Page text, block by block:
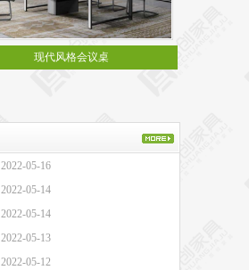
现代风格会议桌
2022-05-16
2022-05-14
2022-05-14
2022-05-13
2022-05-12